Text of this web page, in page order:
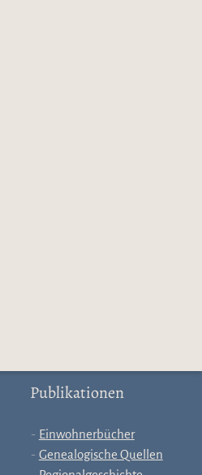
Publikationen
Einwohnerbücher
Genealogische Quellen